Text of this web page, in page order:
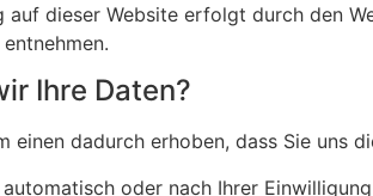
auf dieser Website erfolgt durch den
Ihre Daten?
einen dadurch erhoben, dass Sie uns
oder nach Ihrer